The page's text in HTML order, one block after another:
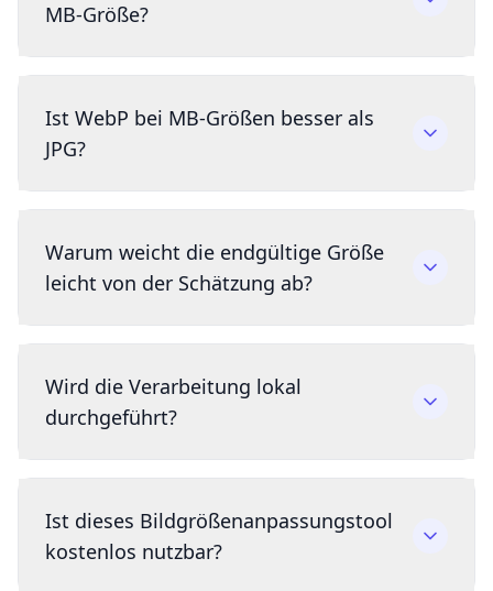
MB-Größe?
Ist WebP bei MB-Größen besser als
JPG?
Warum weicht die endgültige Größe
leicht von der Schätzung ab?
Wird die Verarbeitung lokal
durchgeführt?
Ist dieses Bildgrößenanpassungstool
kostenlos nutzbar?